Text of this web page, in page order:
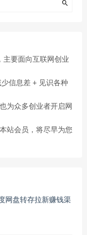
主要面向互联网创业
信息差 + 见识各种
为众多创业者开启网
站会员，将尽早为您
网盘转存拉新赚钱渠